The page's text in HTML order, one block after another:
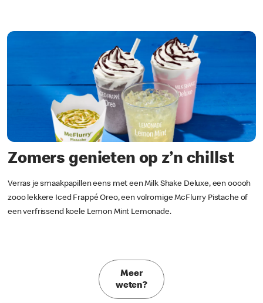
Zomers genieten op z’n chillst
Verras je smaakpapillen eens met een Milk Shake Deluxe, een ooooh
zooo lekkere Iced Frappé Oreo, een volromige McFlurry Pistache of
een verfrissend koele Lemon Mint Lemonade.
Meer
weten?